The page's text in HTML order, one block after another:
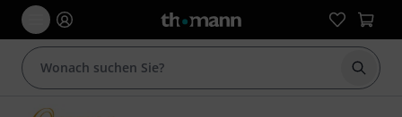
Suche